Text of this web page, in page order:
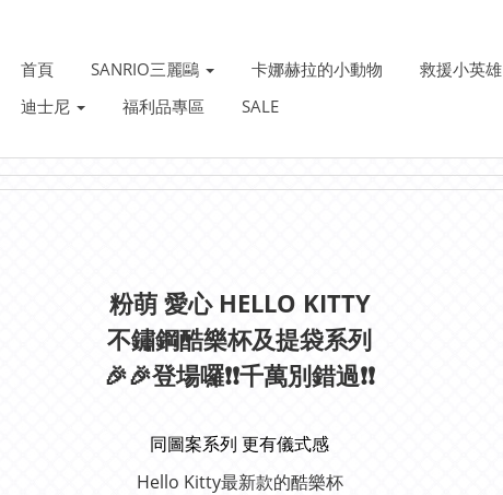
首頁 SANRIO三麗鷗 卡娜赫拉的小動物 救援小英雄
迪士尼
福利品專區 SALE
粉萌 愛心 HELLO KITTY
不鏽鋼酷樂杯及提袋系列
🎉🎉登場囉❗❗千萬別錯過❗❗
同圖案系列 更有儀式感
Hello Kitty最新款的酷樂杯